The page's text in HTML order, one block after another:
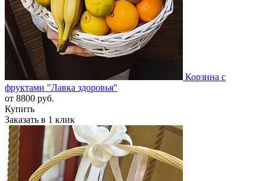
Корзина с
фруктами "Лавка здоровья"
от 8800 руб.
Купить
Заказать в 1 клик